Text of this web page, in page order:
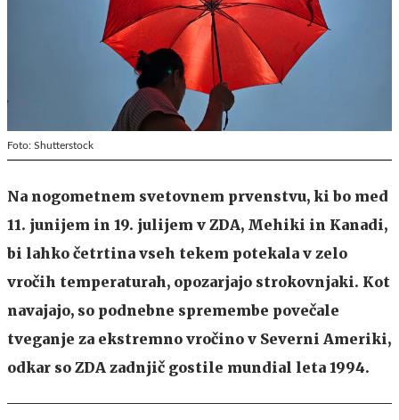
Foto: Shutterstock
Na nogometnem svetovnem prvenstvu, ki bo med
11. junijem in 19. julijem v ZDA, Mehiki in Kanadi,
bi lahko četrtina vseh tekem potekala v zelo
vročih temperaturah, opozarjajo strokovnjaki. Kot
navajajo, so podnebne spremembe povečale
tveganje za ekstremno vročino v Severni Ameriki,
odkar so ZDA zadnjič gostile mundial leta 1994.